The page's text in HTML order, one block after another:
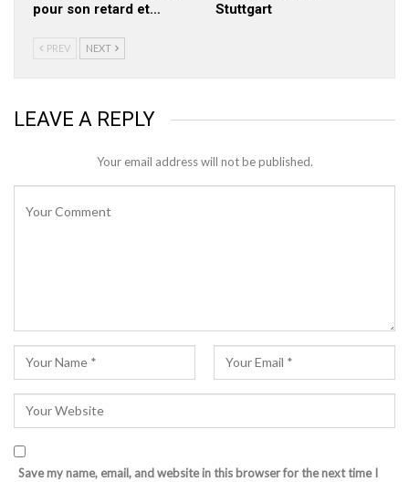
pour son retard et…
Stuttgart
PREV NEXT
LEAVE A REPLY
Your email address will not be published.
Save my name, email, and website in this browser for the next time I